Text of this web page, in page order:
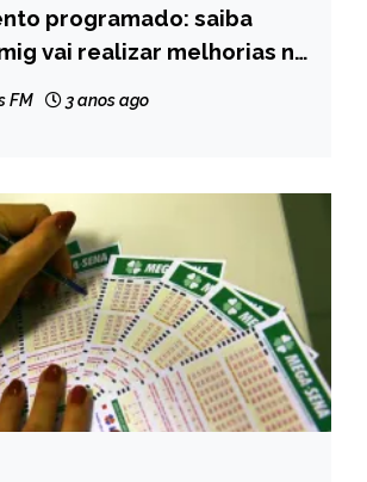
programado: saiba
vai realizar melhorias na
de Capelinha
FM 3 anos ago